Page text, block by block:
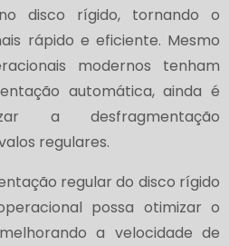
disco rígido, tornando o
rápido e eficiente. Mesmo
modernos tenham
automática, ainda é
a desfragmentação
regulares.
regular do disco rígido
possa otimizar o
a velocidade de